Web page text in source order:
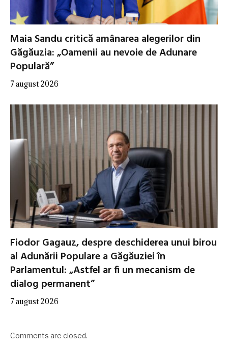
Maia Sandu critică amânarea alegerilor din
Găgăuzia: „Oamenii au nevoie de Adunare
Populară”
7 august 2026
Fiodor Gagauz, despre deschiderea unui birou
al Adunării Populare a Găgăuziei în
Parlamentul: „Astfel ar fi un mecanism de
dialog permanent”
7 august 2026
Comments are closed.